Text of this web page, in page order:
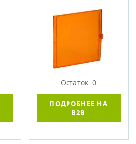
Остаток: 0
ПОДРОБНЕЕ НА
B2B